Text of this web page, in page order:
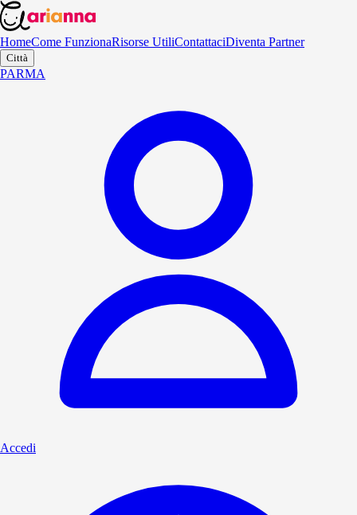
HomeCome FunzionaRisorse UtiliContattaciDiventa Partner
Città
PARMA
Accedi